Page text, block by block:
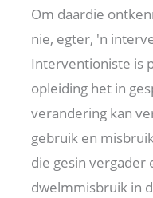
Om daardie
nie, egter, 'n
Interventioniste is
opleiding het in
verandering kan
gebruik en
die gesin vergader
dwelmmisbruik in